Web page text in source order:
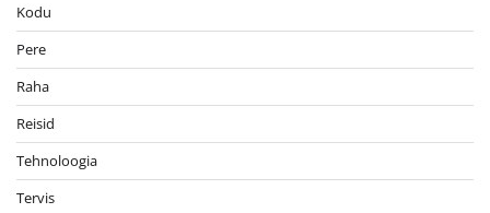
Kodu
Pere
Raha
Reisid
Tehnoloogia
Tervis